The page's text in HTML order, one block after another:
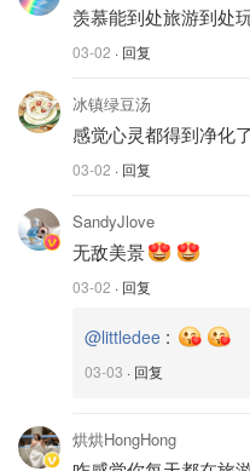
羡慕能到处旅游到处
03-02 · 回复
冰镇绿豆汤
感觉心灵都得到净化了
03-02 · 回复
SandyJlove
无敌美景
03-02 · 回复
@littledee :
03-03 · 回复
烘烘HongHong